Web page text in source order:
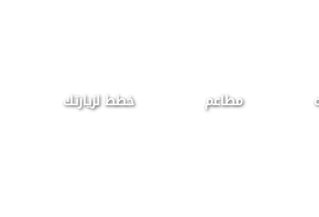
مطاعم خطط لزيارتك